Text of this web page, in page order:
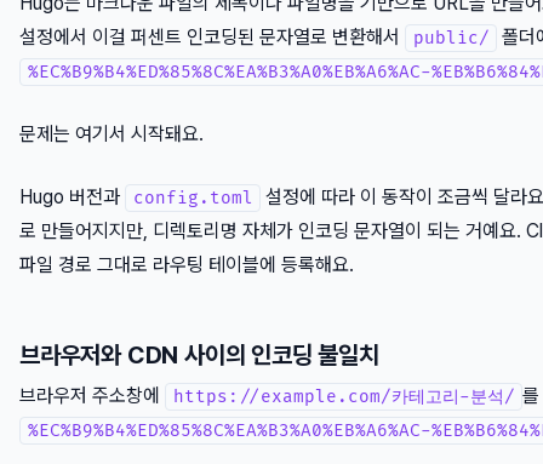
설정에서 이걸 퍼센트 인코딩된 문자열로 변환해서
public/ 폴더
%EC%B9%B4%ED%85%8C%EA%B3%A0%EB%A6%AC-
문제는 여기서 시작돼요.
Hugo 버전과 config.toml
설정에 따라 이 동작이 조금씩 달라
로 만들어지지만, 디렉토리명 자체가 인코딩 문자열이 되는 거예요
파일 경로 그대로 라우팅 테이블에 등록해요.
브라우저와 CDN 사이의 인코딩 불일치
브라우저 주소창에 https://example.com/카테고리-분석/
%EC%B9%B4%ED%85%8C%EA%B3%A0%EB%A6%AC-